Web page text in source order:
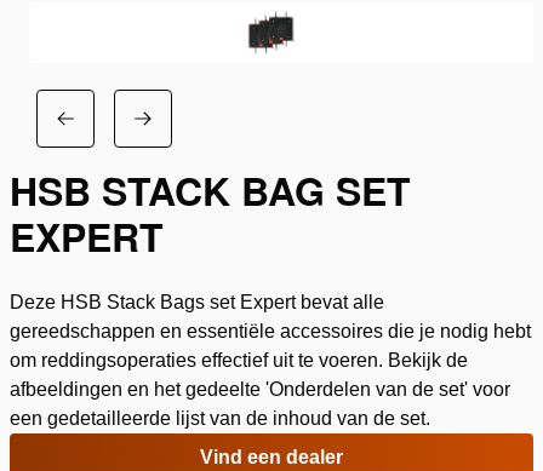
HSB STACK BAG SET
EXPERT
Deze HSB Stack Bags set Expert bevat alle
gereedschappen en essentiële accessoires die je nodig hebt
om reddingsoperaties effectief uit te voeren. Bekijk de
afbeeldingen en het gedeelte 'Onderdelen van de set' voor
een gedetailleerde lijst van de inhoud van de set.
Vind een dealer